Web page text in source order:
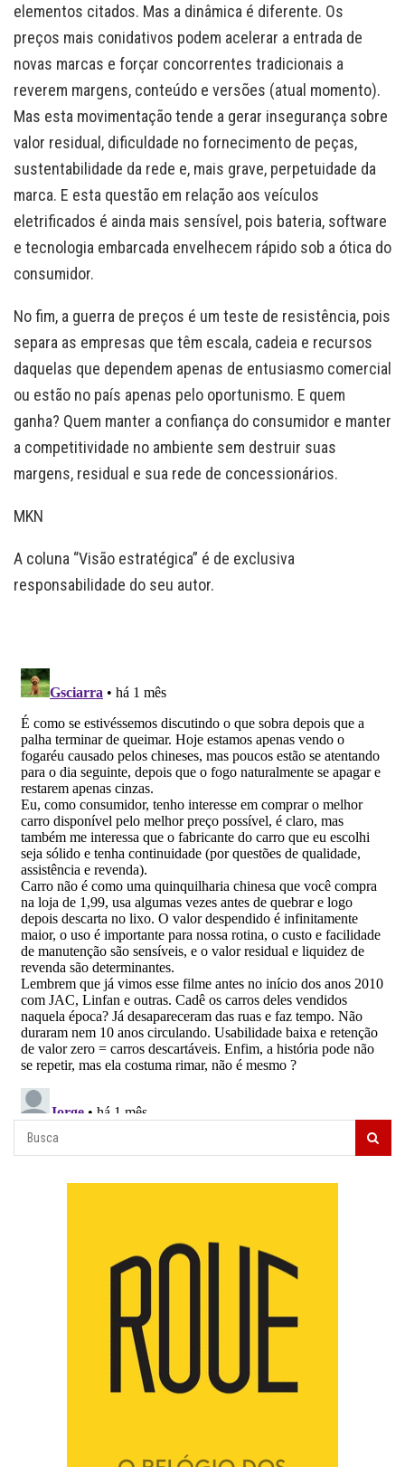
elementos citados. Mas a dinâmica é diferente. Os
preços mais conidativos podem acelerar a entrada de
novas marcas e forçar concorrentes tradicionais a
reverem margens, conteúdo e versões (atual momento).
Mas esta movimentação tende a gerar insegurança sobre
valor residual, dificuldade no fornecimento de peças,
sustentabilidade da rede e, mais grave, perpetuidade da
marca. E esta questão em relação aos veículos
eletrificados é ainda mais sensível, pois bateria, software
e tecnologia embarcada envelhecem rápido sob a ótica do
consumidor.
No fim, a guerra de preços é um teste de resistência, pois
separa as empresas que têm escala, cadeia e recursos
daquelas que dependem apenas de entusiasmo comercial
ou estão no país apenas pelo oportunismo. E quem
ganha? Quem manter a confiança do consumidor e manter
a competitividade no ambiente sem destruir suas
margens, residual e sua rede de concessionários.
MKN
A coluna “Visão estratégica” é de exclusiva
responsabilidade do seu autor.